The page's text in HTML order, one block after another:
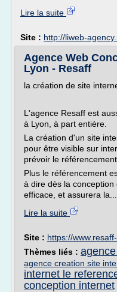
Lire la suite
Site : http://liweb-
Agence Web
Lyon - Resaff
la création de site
L'agence Resaff est
à Lyon, à part entière.
La création d'un site
pour être visible sur
prévoir le
Plus le référencement
à dire dès la
efficace, et assurera la...
Lire la suite
Site : https://
Thèmes liés :
agence creation site
internet le
conception internet